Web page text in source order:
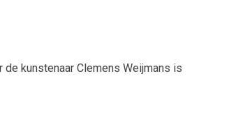
kunstenaar Clemens Weijmans is